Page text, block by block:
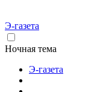
Э-газета
Ночная тема
Э-газета